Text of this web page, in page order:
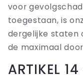
voor
toegestaan, is
dergelijke
de maximaal
ARTIKEL